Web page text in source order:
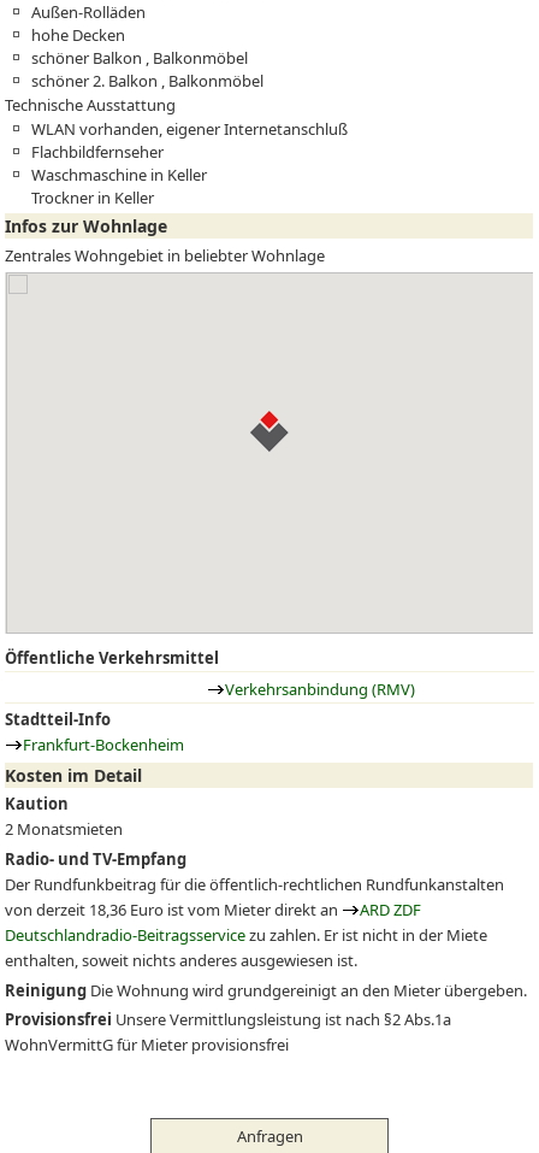
Außen-Rolläden
hohe Decken
schöner Balkon , Balkonmöbel
schöner 2. Balkon , Balkonmöbel
Technische Ausstattung
WLAN vorhanden, eigener Internetanschluß
Flachbildfernseher
Waschmaschine in Keller
Trockner in Keller
Infos zur Wohnlage
Zentrales Wohngebiet in beliebter Wohnlage
Öffentliche Verkehrsmittel
Verkehrsanbindung (RMV)
Stadtteil-Info
Frankfurt-Bockenheim
Kosten im Detail
Kaution
2 Monatsmieten
Radio- und TV-Empfang
Der Rundfunkbeitrag für die öffentlich-rechtlichen Rundfunkanstalten
von derzeit 18,36 Euro ist vom Mieter direkt an
ARD ZDF
Deutschlandradio-Beitragsservicezu zahlen. Er ist nicht in der Miete
enthalten, soweit nichts anderes ausgewiesen ist.
Reinigung Die Wohnung wird grundgereinigt an den Mieter übergeben.
Provisionsfrei Unsere Vermittlungsleistung ist nach §2 Abs.1a
WohnVermittG für Mieter provisionsfrei
Anfragen